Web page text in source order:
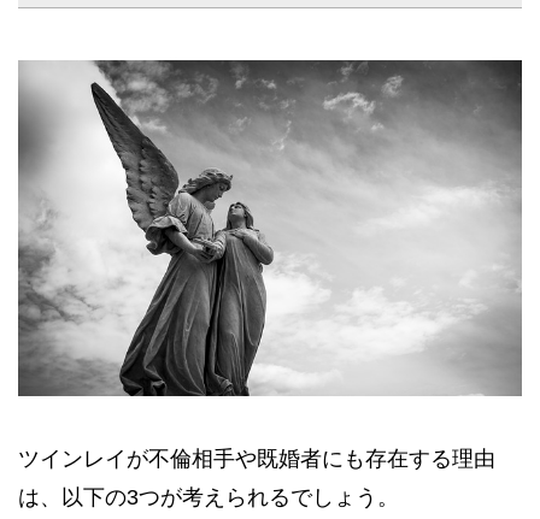
ツインレイが不倫相手や既婚者にも存在する理由
は、以下の3つが考えられるでしょう。